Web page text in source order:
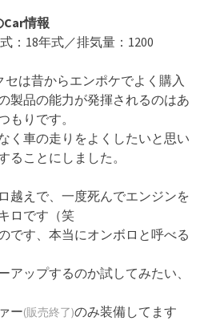
情報
：18年式／排気量：1200
セは昔からエンポケでよく購入
製品の能力が発揮されるのはあ
もりです。
く車の走りをよくしたいと思い
ることにしました。
越えで、一度死んでエンジンを
ロです（笑
です、本当にオンボロと呼べる
アップするのか試してみたい、
ー(販売終了)のみ装備してます